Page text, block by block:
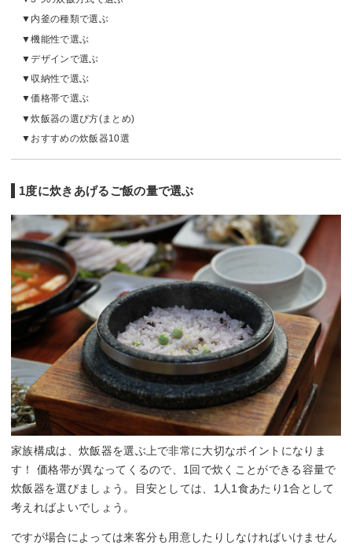
内釜の種類で選ぶ
機能性で選ぶ
デザインで選ぶ
収納性で選ぶ
価格帯で選ぶ
炊飯器の選び方(まとめ)
おすすめの炊飯器10選
1度に炊きあげるご飯の量で選ぶ
家族構成は、炊飯器を選ぶ上で非常に大切なポイントになりま
す！ 価格帯が異なってくるので、1回で炊くことができる容量で
炊飯器を選びましょう。目安としては、1人1食あたり1合として
考えればよいでしょう。
ですが場合によっては来客分も用意したりしなければいけません